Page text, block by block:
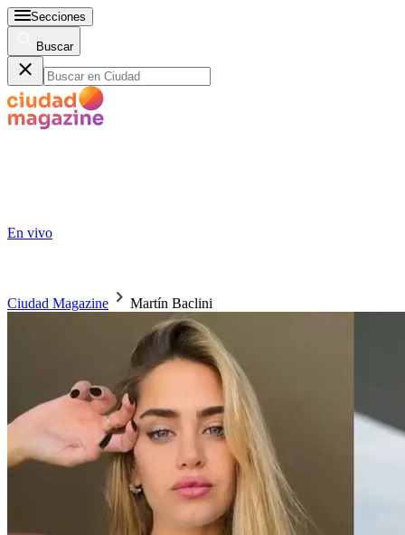
Secciones
Buscar
En vivo
Ciudad Magazine Martín Baclini